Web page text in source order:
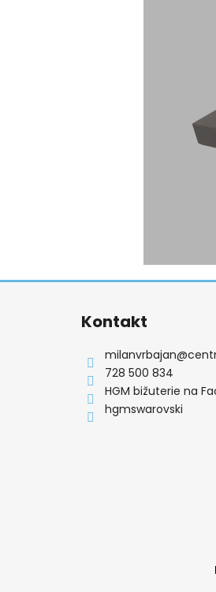
Z
Kontakt
milanvrbajan@
728 500 834
HGM bižuterie na
hgmswarovski